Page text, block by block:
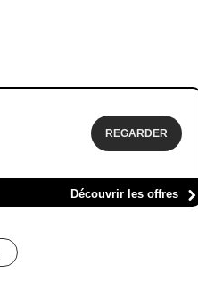
REGARDER
Découvrir les offres